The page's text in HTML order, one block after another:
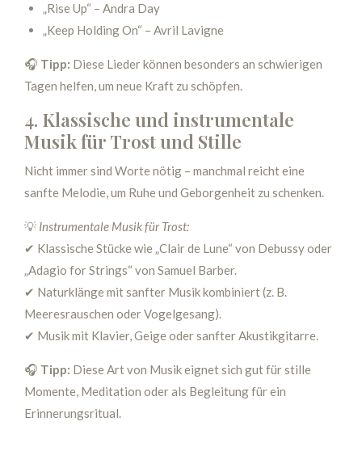
„Rise Up“ – Andra Day
„Keep Holding On“ – Avril Lavigne
🎧 Tipp: Diese Lieder können besonders an schwierigen
Tagen helfen, um neue Kraft zu schöpfen.
4. Klassische und instrumentale
Musik für Trost und Stille
Nicht immer sind Worte nötig – manchmal reicht eine
sanfte Melodie, um Ruhe und Geborgenheit zu schenken.
💡 Instrumentale Musik für Trost:
✔ Klassische Stücke wie „Clair de Lune“ von Debussy oder
„Adagio for Strings“ von Samuel Barber.
✔ Naturklänge mit sanfter Musik kombiniert (z. B.
Meeresrauschen oder Vogelgesang).
✔ Musik mit Klavier, Geige oder sanfter Akustikgitarre.
🎧 Tipp: Diese Art von Musik eignet sich gut für stille
Momente, Meditation oder als Begleitung für ein
Erinnerungsritual.